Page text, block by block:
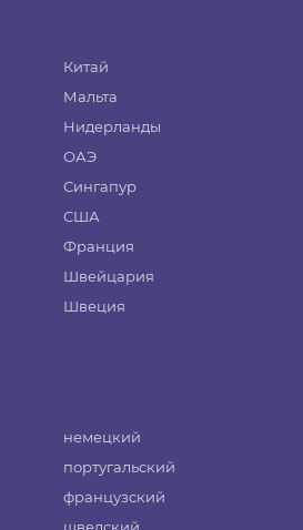
Китай
Мальта
Нидерланды
ОАЭ
Сингапур
США
Франция
Швейцария
Швеция
немецкий
португальский
французский